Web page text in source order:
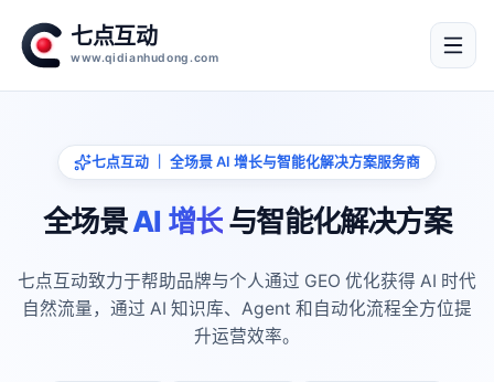
七点互动
www.qidianhudong.com
七点互动 ｜ 全场景 AI 增长与智能化解决方案服务商
全场景AI 增长与智能化解决方案
七点互动致力于帮助品牌与个人通过 GEO 优化获得 AI 时代
自然流量，通过 AI 知识库、Agent 和自动化流程全方位提
升运营效率。